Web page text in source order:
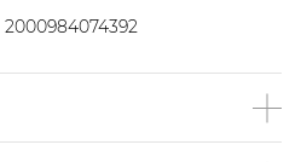
2000984074392